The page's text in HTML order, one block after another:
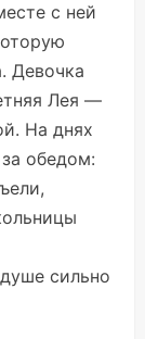
с ней
Девочка
Лея —
На днях
обедом:
сильно